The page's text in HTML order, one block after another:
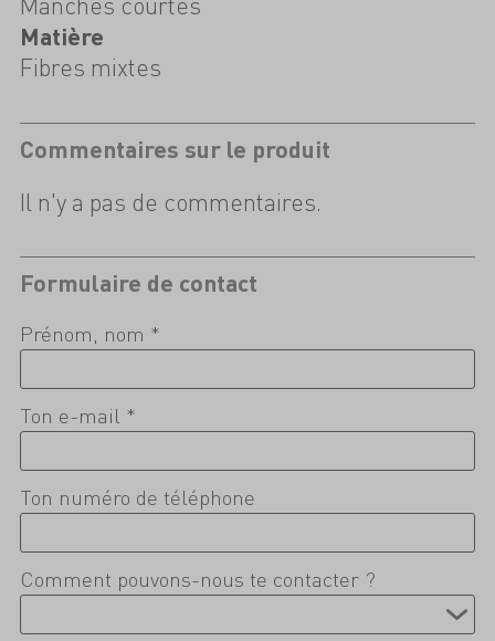
Matière
Fibres mixtes
Commentaires sur le produit
Il n'y a pas de commentaires.
Formulaire de contact
Prénom, nom *
Ton e-mail *
Ton numéro de téléphone
Comment pouvons-nous te contacter ?